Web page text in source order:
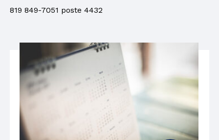
819 849-7051 poste 4432